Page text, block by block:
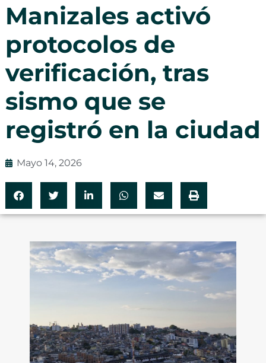
Manizales activó
protocolos de
verificación, tras
sismo que se
registró en la ciudad
Mayo 14, 2026